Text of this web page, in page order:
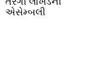
એસેમ્બલી